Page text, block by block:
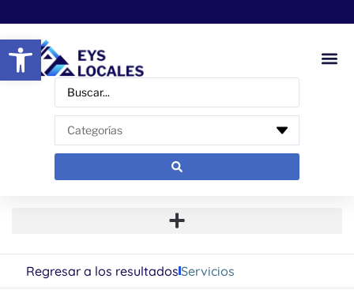
Abrir barra de herramientas
Regresar a los resultadosServicios